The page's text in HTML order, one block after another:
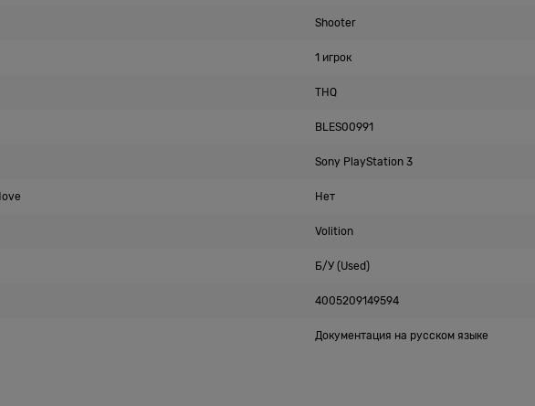
Shooter
1 игрок
THQ
BLES00991
Sony PlayStation 3
Нет
Volition
Б/У (Used)
4005209149594
Документация на русском языке